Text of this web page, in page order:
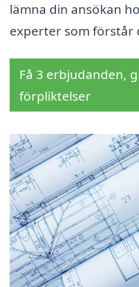
lämna din ansökan
experter som förstår
Få 3 erbjudanden,
förpliktelser